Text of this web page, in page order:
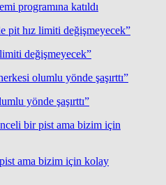
programına katıldı
değişmeyecek”
yönde şaşırttı”
ama bizim için kolay